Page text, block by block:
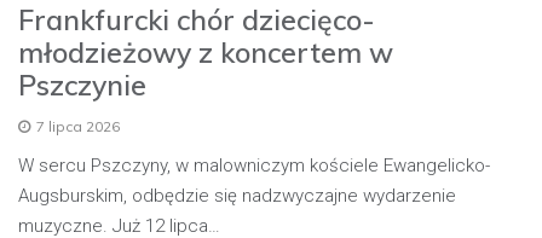
Frankfurcki chór dziecięco-
młodzieżowy z koncertem w
Pszczynie
7 lipca 2026
W sercu Pszczyny, w malowniczym kościele Ewangelicko-
Augsburskim, odbędzie się nadzwyczajne wydarzenie
muzyczne. Już 12 lipca…